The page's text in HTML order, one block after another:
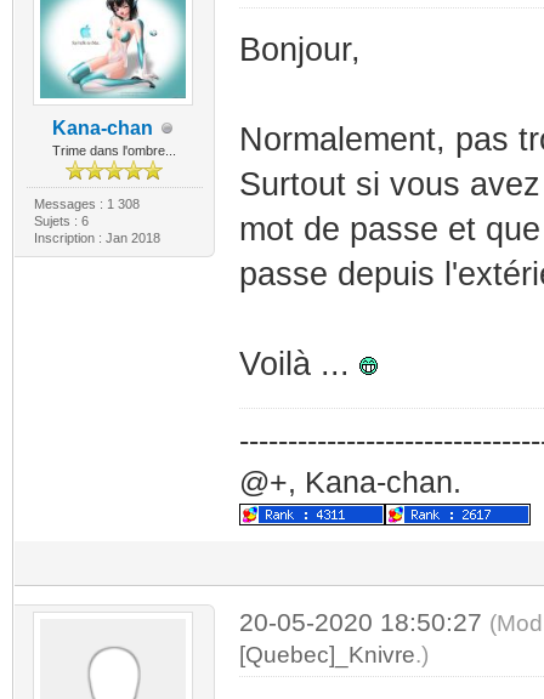
Kana-chan
Trime dans l'ombre...
Messages : 1 308
Sujets : 6
Inscription : Jan 2018
Bonjour,
Normalement, pas
Surtout si vous
mot de passe et
passe depuis
Voilà ...
@+, Kana-chan.
20-05-2020 18:50:27
[Quebec]_Knivre.)